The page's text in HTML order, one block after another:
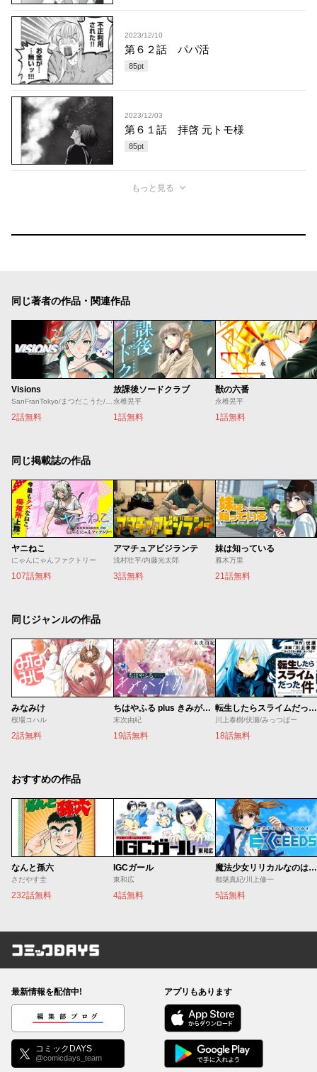
2023/12/10
第６２話 パパ活
85pt
2023/12/03
第６１話 拝啓 元トモ様
85pt
もっと見る
同じ著者の作品・関連作品
Visions
2話無料
放課後ソードクラブ
永椎晃平
1話無料
獣の六番
永椎晃平
1話無料
同じ掲載誌の作品
ヤニねこ
にゃんにゃんファクトリー
107話無料
アマチュアビジランテ
浅村壮平/内藤光太郎
3話無料
妹は知っている
雁木万里
21話無料
同じジャンルの作品
みなみけ
桜場コハル
2話無料
ちはやふる plus きみがため
末次由紀
19話無料
転生したらスライムだった件
川上泰樹/伏瀬/みっつばー
18話無料
おすすめの作品
なんと孫六
さだやす圭
232話無料
IGCガール
東和広
4話無料
魔法少女リリカルなのは EXCEEDS
都築真紀/川上修一
5話無料
コミックDAYS
最新情報を配信中!
編集部ブログ
コミックDAYS
@comicdays_team
アプリもあります